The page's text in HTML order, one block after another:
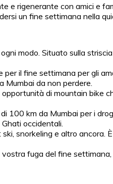
e rigenerante con amici e
un fine settimana nella
modo. Situato sulla
il fine settimana per gli
Mumbai da non perdere.
di mountain bike
100 km da Mumbai per i
occidentali.
snorkeling e altro
fuga del fine